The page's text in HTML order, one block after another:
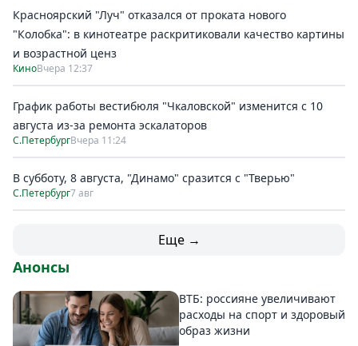
Красноярский "Луч" отказался от проката нового
"Колобка": в кинотеатре раскритиковали качество картины
и возрастной ценз
КиноВчера 12:37
График работы вестибюля "Чкаловской" изменится с 10
августа из-за ремонта эскалаторов
С.ПетербургВчера 11:24
В субботу, 8 августа, "Динамо" сразится с "Тверью"
С.Петербург7 авг
Еще →
Анонсы
ВТБ: россияне увеличивают
расходы на спорт и здоровый
образ жизни